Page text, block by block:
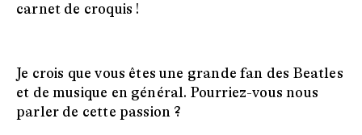
carnet de croquis !
Je crois que vous êtes une grande fan des Beatles
et de musique en général. Pourriez-vous nous
parler de cette passion ?